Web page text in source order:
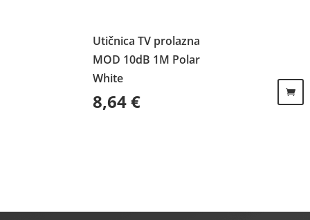
Utičnica TV prolazna
MOD 10dB 1M Polar
White
8,64€